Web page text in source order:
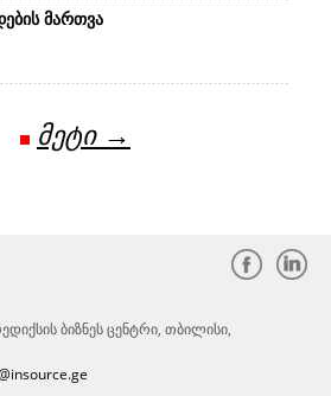
მართვა
მეტი →
ბიზნეს ცენტრი, თბილისი,